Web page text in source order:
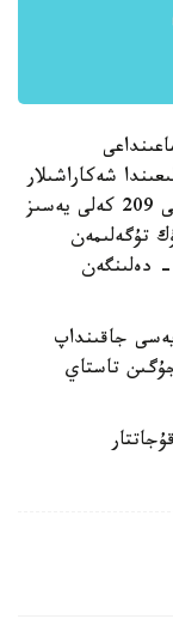
شەكاراشىلار
قازاقستانعا كىرە بەرىس زالدان جالپى سالماعى 209 كەلى يەسىز
تۇگەلىمەن
دەلىنگەن
يەسى جاقىنداپ
تاستاي